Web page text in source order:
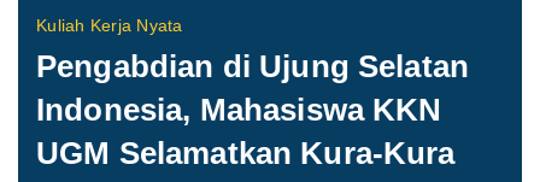
Kuliah Kerja Nyata
Pengabdian di Ujung Selatan
Indonesia, Mahasiswa KKN
UGM Selamatkan Kura-Kura